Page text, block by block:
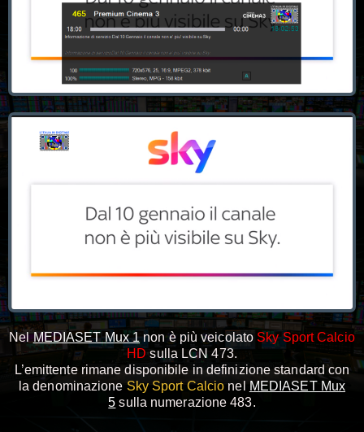
NelMEDIASET Mux 1non è più veicolato Sky Sport Calcio
HDsulla LCN 473.
L’emittente rimane disponibile in definizione standard con
ladenominazione Sky Sport Calcio nel
MEDIASET Mux
5 sulla numerazione 483.